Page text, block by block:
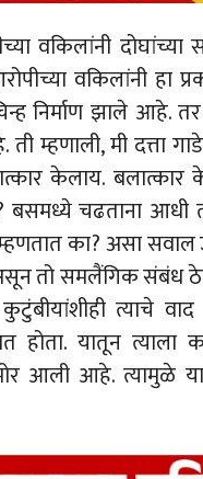
वकिलांनी
वकिलांनी हा
निर्माण झाले आहे.
म्हणाली, मी दत्ता
केलाय.
चढताना आधी
का? असा
असून तो समलैंगिक
त्याचे
यातून त्याला
आली आहे. त्यामुळे